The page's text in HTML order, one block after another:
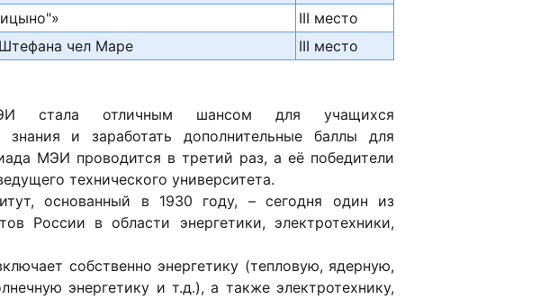
III место
чел Маре III место
стала отличным шансом для учащихся
и заработать дополнительные баллы для
МЭИ проводится в третий раз, а её победители
технического университета.
основанный в 1930 году, – сегодня один из
России в области энергетики, электротехники,
собственно энергетику (тепловую, ядерную,
энергетику и т.д.), а также электротехнику,